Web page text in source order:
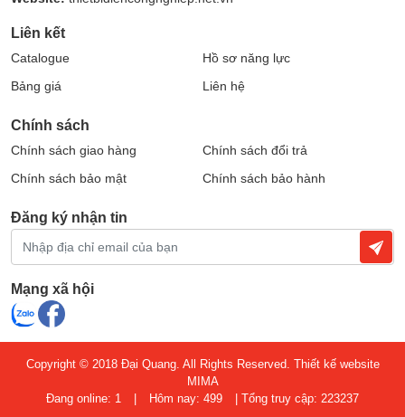
Hệ thống bơm nước dân dụng hoặc công nghiệp
nhỏ
Vì sao nên chọn mua biến tần Mitsubishi
tại Điện Đại Quang?
Tất cả sản phẩm được cung cấp bởi Công ty
Liên kết
Catalogue
Hồ sơ năng lực
Bảng giá
Liên hệ
Chính sách
Chính sách giao hàng
Chính sách đổi trả
Chính sách bảo mật
Chính sách bảo hành
Đăng ký nhận tin
Mạng xã hội
Copyright © 2018 Đại Quang. All Rights Reserved. Thiết kế website
MIMA
Đang online: 1
Hôm nay: 499 Tổng truy cập: 223237